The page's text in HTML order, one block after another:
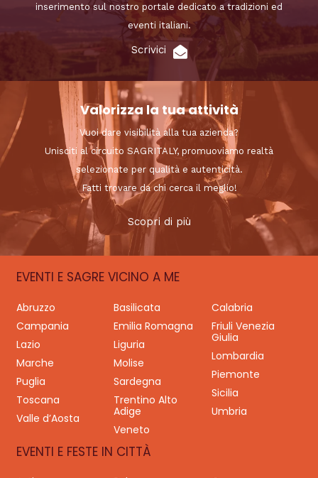
inserimento sul nostro portale dedicato a tradizioni ed
eventi italiani.
Scrivici
Valorizza la tua attività
Vuoi dare visibilità alla tua azienda?
Unisciti al circuito SAGRITALY, promuoviamo realtà
selezionate per qualità e autenticità.
Fatti trovare da chi cerca il meglio!
Scopri di più
EVENTI E SAGRE VICINO A ME
Abruzzo Basilicata
Calabria
Campania
Emilia Romagna
Friuli Venezia
Giulia
Lazio
Liguria
Lombardia
Marche
Molise
Piemonte
Puglia
Sardegna
Sicilia
Toscana
Trentino Alto
Adige
Umbria
Valle d’Aosta
Veneto
EVENTI E FESTE IN CITTÀ